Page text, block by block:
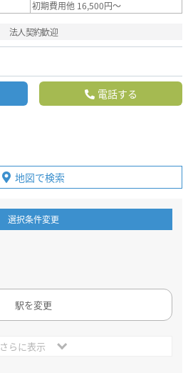
初期費用他 16,500円～
法人契約歓迎
電話する
地図で検索
選択条件変更
駅を変更
さらに表示